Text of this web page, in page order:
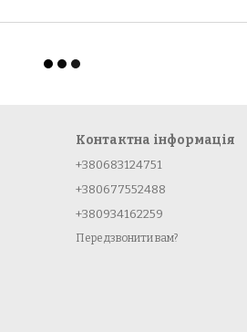
Контактна інформація
+380683124751
+380677552488
+380934162259
Передзвонити вам?